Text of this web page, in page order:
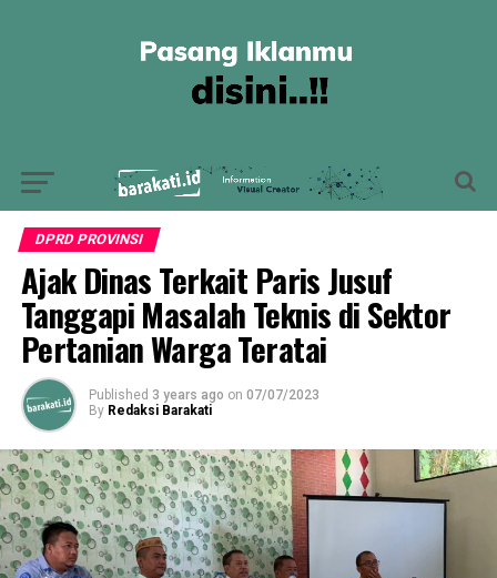
DPRD PROVINSI
Ajak Dinas Terkait Paris Jusuf
Tanggapi Masalah Teknis di Sektor
Pertanian Warga Teratai
Published 3 years ago on 07/07/2023
By Redaksi Barakati